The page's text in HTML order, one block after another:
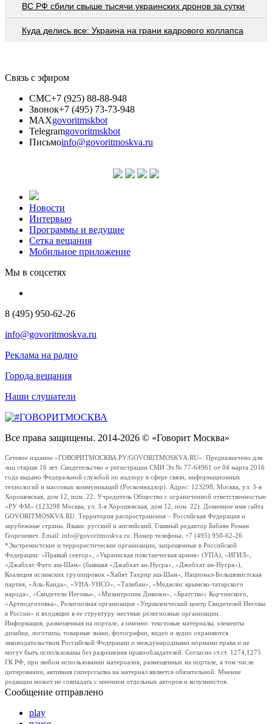
ВС РФ сбили свыше тысячи украинских дронов за сутки
Куда делись все: Украина на грани кадрового коллапса
Связь с эфиром
СМС+7 (925) 88-88-948
Звонок+7 (495) 73-73-948
MAXgovoritmskbot
Telegramgovoritmskbot
Письмоinfo@govoritmoskva.ru
Новости
Интервью
Программы и ведущие
Сетка вещания
Мобильное приложение
Мы в соцсетях
8 (495) 950-62-26
info@govoritmoskva.ru
Реклама на радио
Города вещания
Наши слушатели
Все права защищены. 2014-2026 © «Говорит Москва»
Сетевое издание «ГОВОРИТМОСКВА.РУ/GOVORITMOSKVA.RU». Предназначено для
лиц старше 16 лет. Свидетельство о регистрации СМИ Эл № 77-64961 от 04 марта 2016
года выдано Федеральной службой по надзору в сфере связи, информационных
технологий и массовых коммуникаций (Роскомнадзор). Адрес: 123298, Москва, ул. 3-я
Хорошевская, дом 12, пом. 22. Учредитель Общество с ограниченной ответственностью
«РУ ФМ» (123298 Москва, ул. 3-я Хорошевская, дом 12, пом. 22). Доменное имя сайта
GOVORITMOSKVA.RU. Территория распространения – Российская Федерация и
зарубежные страны. Языки: русский и английский. Главный редактор Бабаян Роман
Георгиевич. Email: info@govoritmoskva.ru. Номер телефона: +7 (495) 950-62-26
*Экстремистские и террористические организации, запрещенные в Российской
Федерации: «Правый сектор», «Украинская повстанческая армия» (УПА), «ИГИЛ»,
«Джабхат Фатх аш-Шам» (бывшая «Джабхат ан-Нусра», «Джебхат ан-Нусра»),
Коалиция исламских группировок «Хайят Тахрир аш-Шам», Национал-Большевистская
партия, «Аль-Каида», «УНА-УНСО», «Талибан», «Меджлис крымско-татарского
народа», «Свидетели Иеговы», «Мизантропик Дивижн», «Братство» Корчинского,
«Артподготовка», Религиозная организация «Управленческий центр Свидетелей Иеговы
в России» и входящие в ее структуру местные религиозные организации.
Информация, размещенная на портале, а именно: текстовые материалы, элементы
дизайна, логотипы, товарные знаки, фотографии, видео и аудио охраняются
законодательством Российской Федерации и международными нормами права и не
могут быть использованы без разрешения правообладателей. Согласно ст.ст. 1274,1275
ГК РФ, при любом использовании материалов, размещенных на портале, в том числе
цитировании, активная гиперссылка на материал является обязательной. Мнение
редакции может не совпадать с мнением отдельных авторов и колумнистов.
Сообщение отправлено
play